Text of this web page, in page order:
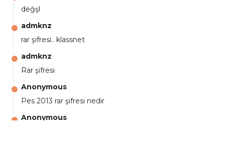
değşl
admknz
rar şifresi.. klassnet
admknz
Rar şifresi
Anonymous
Pes 2013 rar şifresi nedir
Anonymous